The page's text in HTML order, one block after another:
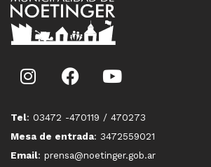
Tel: 03472 -470119 / 470273
Mesa de entrada: 3472559021
Email: prensa@noetinger.gob.ar